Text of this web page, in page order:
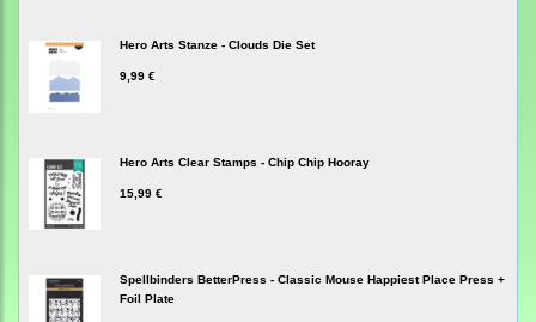
Hero Arts Stanze - Clouds Die Set
9,99 €
Hero Arts Clear Stamps - Chip Chip Hooray
15,99 €
Spellbinders BetterPress - Classic Mouse Happiest Place Press +
Foil Plate